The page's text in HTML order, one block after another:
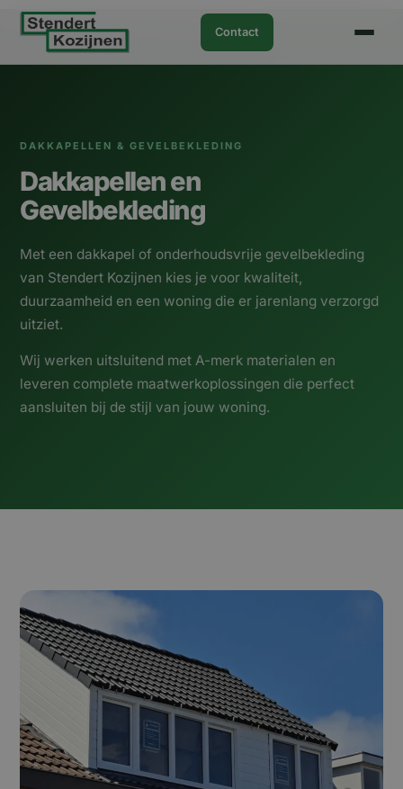
naar
Contact
DAKKAPELLEN & GEVELBEKLEDING
Dakkapellen en
Gevelbekleding
Met een dakkapel of onderhoudsvrije gevelbekleding
van Stendert Kozijnen kies je voor kwaliteit,
duurzaamheid en een woning die er jarenlang verzorgd
uitziet.
Wij werken uitsluitend met A-merk materialen en
leveren complete maatwerkoplossingen die perfect
aansluiten bij de stijl van jouw woning.